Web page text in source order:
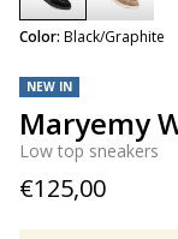
NEW IN
Maryemy
Low top sneakers
€125,00
Color: Black/Graphite
selected